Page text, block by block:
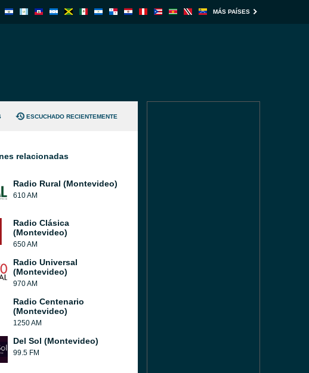
MÁS PAÍSES
ESCUCHADO RECIENTEMENTE
relacionadas
Radio Rural (Montevideo)
610 AM
Radio Clásica
(Montevideo)
650 AM
Radio Universal
(Montevideo)
970 AM
Radio Centenario
(Montevideo)
1250 AM
Del Sol (Montevideo)
99.5 FM